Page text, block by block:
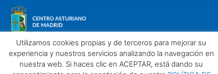
Aviso legal Política de privacidad Política de Cookies
Utilizamos cookies propias y de terceros para mejorar su
experiencia y nuestros servicios analizando la navegación en
nuestra web. Si haces clic en ACEPTAR, está dando su